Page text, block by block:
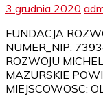
3 grudnia 2020
FUNDACJA
NUMER_NIP:
ROZWOJU
MAZURSKIE
MIEJSCOWOSC: